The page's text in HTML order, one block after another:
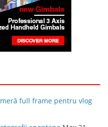
full frame pentru vlog